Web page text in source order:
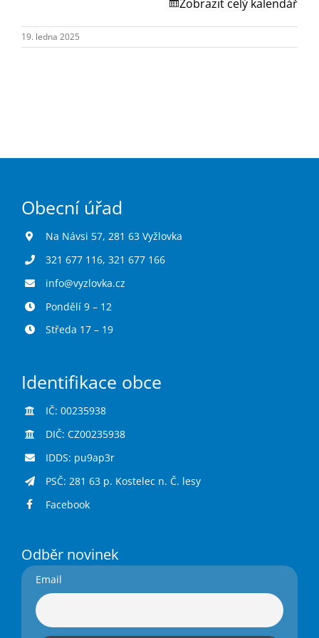
Turistika
Koupaliště
Zobrazit celý kalendář
19. ledna 2025
Obecní úřad
Na Návsi 57, 281 63 Vyžlovka
321 677 116, 321 677 166
info@vyzlovka.cz
Pondělí 9 – 12
Středa 17 – 19
Identifikace obce
IČ: 00235938
DIČ: CZ00235938
IDDS: pu9ap3r
PSČ: 281 63 p. Kostelec n. Č. lesy
Facebook
Odběr novinek
Email